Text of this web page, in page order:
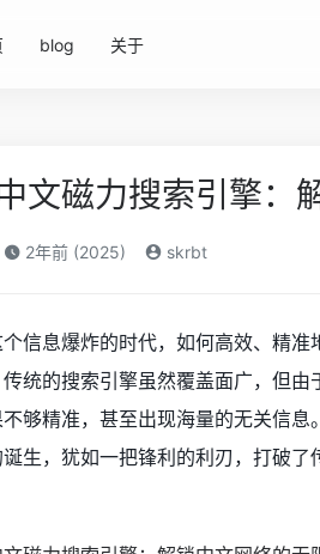
blog 关于
文磁力搜索引擎：
2年前 (2025) skrbt
信息爆炸的时代，如何高效、精
统的搜索引擎虽然覆盖面广，但
够精准，甚至出现海量的无关信
诞生，犹如一把锋利的利刃，打破